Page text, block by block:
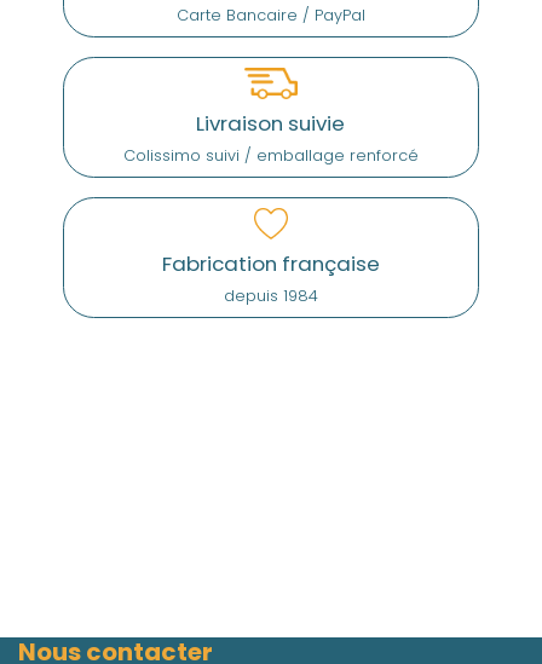
Carte Bancaire / PayPal
Livraison suivie
Colissimo suivi / emballage renforcé
Fabrication française
depuis 1984
Nous contacter